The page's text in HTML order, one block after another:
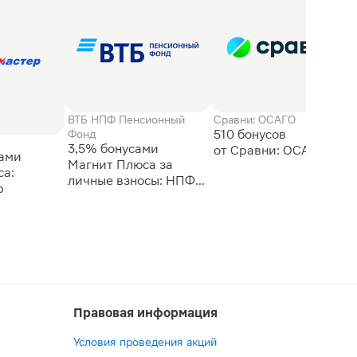
ВТБ НПФ Пенсионный
Фонд
3,5% бонусами
Магнит Плюса за
личные взносы: НПФ
Сравни: ОСАГО
510 бонусов
Правовая информация
Условия проведения акций